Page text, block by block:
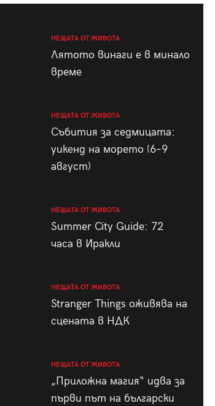
НЕЩАТА ОТ ЖИВОТА
Лятото винаги е в минало
време
НЕЩАТА ОТ ЖИВОТА
Събития за седмицата:
уикенд на морето (6–9
август)
НЕЩАТА ОТ ЖИВОТА
Summer City Guide: 72
часа в Иракли
НЕЩАТА ОТ ЖИВОТА
Stranger Things оживява на
сцената в НДК
НЕЩАТА ОТ ЖИВОТА
„Приложна магия“ идва за
първи път на български